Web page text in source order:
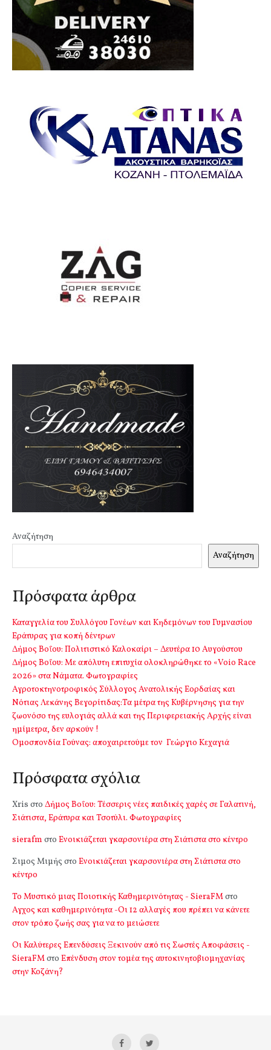
Αναζήτηση
Αναζήτηση
Πρόσφατα άρθρα
Καταγγελία του Συλλόγου Γονέων και Κηδεμόνων του Γυμνασίου
Εράτυρας για κοπή δέντρων
Δήμος Βοΐου: Πολιτιστικό Καλοκαίρι – Δευτέρα 10 Αυγούστου
Δήμος Βοΐου: Με απόλυτη επιτυχία ολοκληρώθηκε το «Voio Race
2026» στα Νάματα. Φωτογραφίες
Αγροτοκτηνοτροφικός Σύλλογος Ανατολικής Εορδαίας και
Νότιας Λεκάνης Βεγορίτιδας:Τα μέτρα της Κυβέρνησης για την
ζωονόσο της ευλογιάς αλλά και της Περιφερειακής Αρχής είναι
ημίμετρα, δεν αρκούν !
Ομοσπονδία Γούνας: αποχαιρετούμε τον Γεώργιο Κεχαγιά
Πρόσφατα σχόλια
Xris στο Δήμος Βοΐου: Τέσσερις νέες παιδικές χαρές σε Γαλατινή,
Σιάτιστα, Εράτυρα και Τσοτύλι. Φωτογραφίες
sierafm στο Ενοικιάζεται γκαρσονιέρα στη Σιάτιστα στο κέντρο
Σιμος Μιμής στο Ενοικιάζεται γκαρσονιέρα στη Σιάτιστα στο
κέντρο
Το Μυστικό μιας Ποιοτικής Καθημερινότητας - SieraFMστο
Αγχος και καθημερινότητα -Οι 12 αλλαγές που πρέπει να κάνετε
στον τρόπο ζωής σας για να το μειώσετε
Οι Καλύτερες Επενδύσεις Ξεκινούν από τις Σωστές Αποφάσεις -
SieraFMστο Επένδυση στον τομέα της αυτοκινητοβιομηχανίας
στην Κοζάνη?